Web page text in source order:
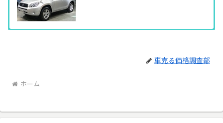
エクストレイル買取(下取り)価格
クロスロード買取(下取り)価格
アルトラパン買取(下取り)価格
タント買取(下取り)価格
インプレッサ買取(下取り)価格
アクセラ買取(下取り)価格
パジェロ買取(下取り)価格
車売る価格調査部
ホーム